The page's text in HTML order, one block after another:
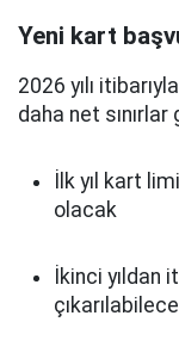
Yeni kart
2026 yılı
daha net sınırlar
İlk yıl kart
olacak
İkinci yıldan